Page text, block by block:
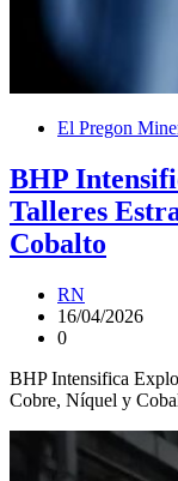
El Pregon
BHP
Talleres
Cobalto
RN
16/04/2026
0
BHP Intensifica
Cobre, Níquel y